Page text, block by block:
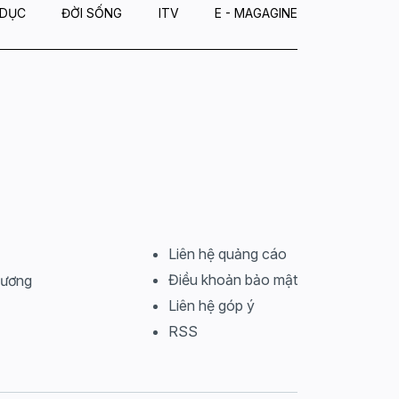
ĐỜI SỐNG ITV E - MAGAGINE
Liên hệ quảng cáo
Điều khoản bảo mật
Liên hệ góp ý
RSS